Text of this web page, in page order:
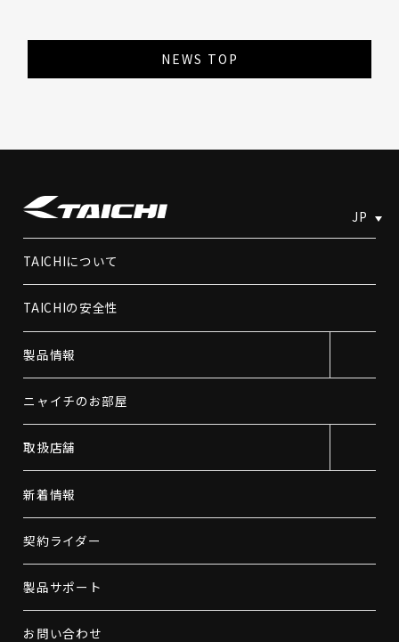
NEWS TOP
JP
TAICHIについて
TAICHIの安全性
製品情報
ニャイチのお部屋
取扱店舗
新着情報
契約ライダー
製品サポート
お問い合わせ